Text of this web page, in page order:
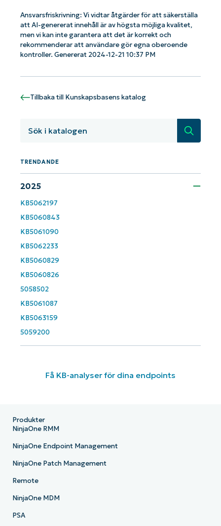
Ansvarsfriskrivning: Vi vidtar åtgärder för att säkerställa
att AI-genererat innehåll är av högsta möjliga kvalitet,
men vi kan inte garantera att det är korrekt och
rekommenderar att användare gör egna oberoende
kontroller. Genererat 2024-12-21 10:37 PM
Tillbaka till Kunskapsbasens katalog
Sök
TRENDANDE
2025
KB5062197
KB5060843
KB5061090
KB5062233
KB5060829
KB5060826
5058502
KB5061087
KB5063159
5059200
Få KB-analyser för dina endpoints
Kom igång med NinjaOne AI-drivna
KB-analyser!
First
and
last
Company
name*
Produkter
NinjaOne RMM
NinjaOne Endpoint Management
NinjaOne Patch Management
Remote
NinjaOne MDM
PSA